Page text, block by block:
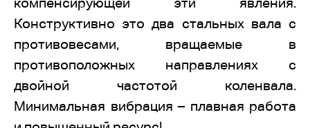
Конструктивно это два стальных вала с
противовесами, вращаемые в
противоположных направлениях с
двойной частотой коленвала.
Минимальная вибрация – плавная работа